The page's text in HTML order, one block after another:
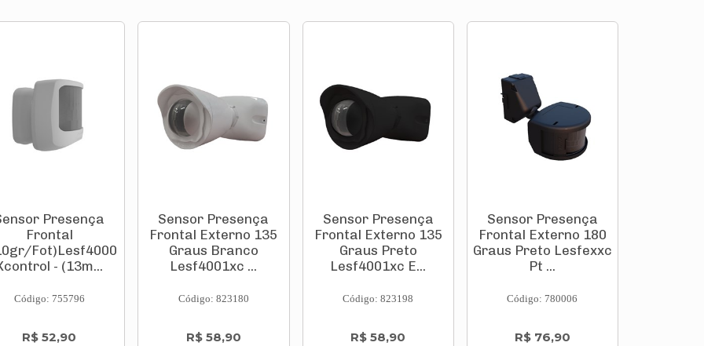
Presença
Frontal
Fot)Lesf4000
- (13m...
Código: 755796
R$ 52,90
Sensor Presença
Frontal Externo 135
Graus Branco
Lesf4001xc ...
Código: 823180
R$ 58,90
Sensor Presença
Frontal Externo 135
Graus Preto
Lesf4001xc E...
Código: 823198
R$ 58,90
Sensor Presença
Frontal Externo 180
Graus Preto Lesfexxc
Pt ...
Código: 780006
R$ 76,90